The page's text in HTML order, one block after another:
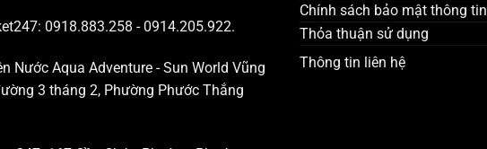
0918.883.258 - 0914.205.922.
Nước Aqua Adventure - Sun World Vũng
3 tháng 2, Phường Phước Thắng
Chính sách bảo mật thông tin
Thỏa thuận sử dụng
Thông tin liên hệ